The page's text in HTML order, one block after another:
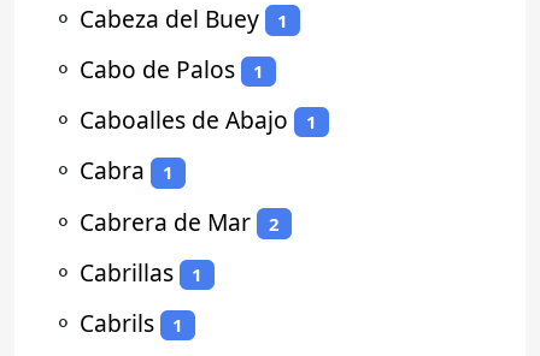
⚬ Cabeza del Buey 1
⚬ Cabo de Palos 1
⚬ Caboalles de Abajo 1
⚬ Cabra 1
⚬ Cabrera de Mar 2
⚬ Cabrillas 1
⚬ Cabrils 1